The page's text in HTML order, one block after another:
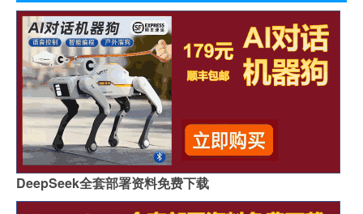
DeepSeek全套部署资料免费下载